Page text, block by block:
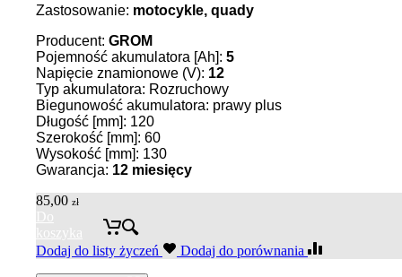
Zastosowanie: motocykle, quady
Producent: GROM
Pojemność akumulatora [Ah]: 5
Napięcie znamionowe (V): 12
Typ akumulatora: Rozruchowy
Biegunowość akumulatora: prawy plus
Długość [mm]: 120
Szerokość [mm]: 60
Wysokość [mm]: 130
Gwarancja: 12 miesięcy
85,00 zł
Do
koszyka
Dodaj do listy życzeń
Dodaj do porównania